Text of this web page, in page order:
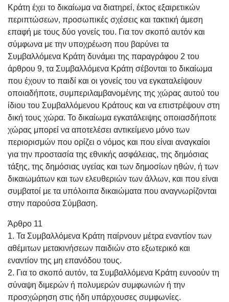
Κράτη έχει το δικαίωμα να διατηρεί, έκτος εξαιρετικών
περιπτώσεων, προσωπικές σχέσεις και τακτική άμεση
επαφή με τους δύο γονείς του. Για τον σκοπό αυτόν και
σύμφωνα με την υποχρέωση που βαρύνει τα
Συμβαλλόμενα Κράτη δυνάμει της παραγράφου 2 του
άρθρου 9, τα Συμβαλλόμενα Κράτη σέβονται το δικαίωμα
που έχουν το παιδί και οι γονείς του να εγκαταλείψουν
οποιαδήποτε, συμπεριλαμβανομένης της χώρας αυτού του
ίδιου του Συμβαλλόμενου Κράτους και να επιστρέψουν στη
δική τους χώρα. Το δικαίωμα εγκατάλειψης οποιασδήποτε
χώρας μπορεί να αποτελέσει αντικείμενο μόνο των
περιορισμών που ορίζει ο νόμος και που είναι αναγκαίοι
για την προστασία της εθνικής ασφάλειας, της δημόσιας
τάξης, της δημόσιας υγείας και των δημοσίων ηθών, ή των
δικαιωμάτων και των ελευθεριών των άλλων, και που είναι
συμβατοί με τα υπόλοιπα δικαιώματα που αναγνωρίζονται
στην παρούσα Σύμβαση.
Άρθρο 11
1. Τα Συμβαλλόμενα Κράτη παίρνουν μέτρα εναντίον των
αθέμιτων μετακινήσεων παιδιών στο εξωτερικό και
εναντίον της μη επανόδου τους.
2. Για το σκοπό αυτόν, τα Συμβαλλόμενα Κράτη ευνοούν τη
σύναψη διμερών ή πολυμερών συμφωνιών ή την
προσχώρηση στις ήδη υπάρχουσες συμφωνίες.